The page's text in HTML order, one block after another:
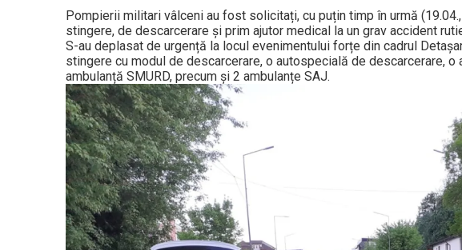
Pompierii militari vâlceni au fost solicitați, cu puțin timp în urmă
stingere, de descarcerare și prim ajutor medical la un grav accident
S-au deplasat de urgență la locul evenimentului forțe din cadrul
stingere cu modul de descarcerare, o autospecială de descarcerare,
ambulanță SMURD, precum și 2 ambulanțe SAJ.